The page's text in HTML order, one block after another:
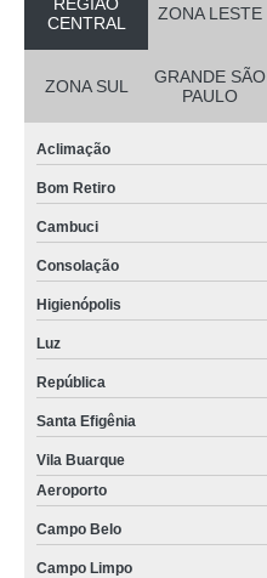
CENTRAL
ZONA LESTE
ZONA SUL
GRANDE SÃO
PAULO
Aclimação
Bom Retiro
Cambuci
Consolação
Higienópolis
Luz
República
Santa Efigênia
Vila Buarque
Aeroporto
Campo Belo
Campo Limpo